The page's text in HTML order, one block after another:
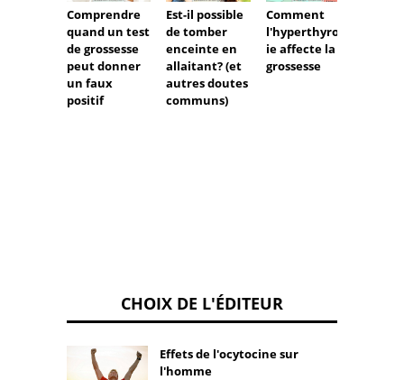
Comprendre
quand un test
de grossesse
peut donner
un faux
positif
Est-il possible
de tomber
enceinte en
allaitant? (et
autres doutes
communs)
Comment
l'hyperthyroïd
ie affecte la
grossesse
CHOIX DE L'ÉDITEUR
Effets de l'ocytocine sur
l'homme